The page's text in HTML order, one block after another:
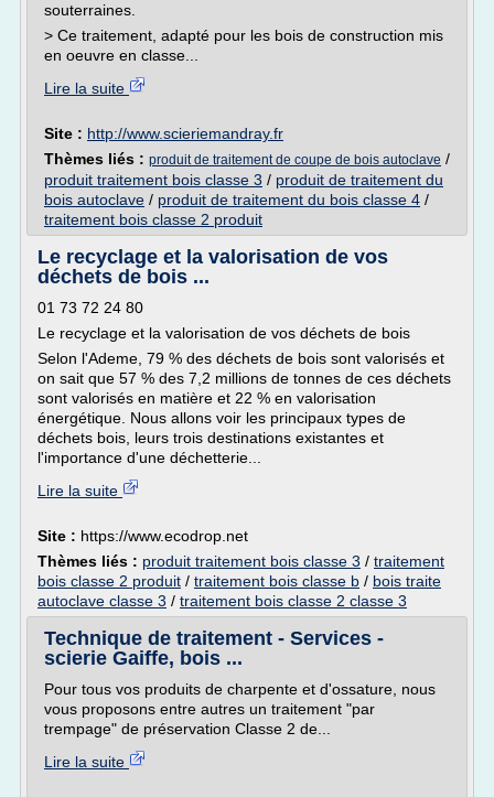
souterraines.
> Ce traitement, adapté pour les bois de construction mis
en oeuvre en classe...
Lire la suite
Site : http://www.scieriemandray.fr
Thèmes liés : produit de traitement de coupe de bois autoclave /
produit traitement bois classe 3 / produit de traitement du
bois autoclave / produit de traitement du bois classe 4 /
traitement bois classe 2 produit
Le recyclage et la valorisation de vos
déchets de bois ...
01 73 72 24 80
Le recyclage et la valorisation de vos déchets de bois
Selon l'Ademe, 79 % des déchets de bois sont valorisés et
on sait que 57 % des 7,2 millions de tonnes de ces déchets
sont valorisés en matière et 22 % en valorisation
énergétique. Nous allons voir les principaux types de
déchets bois, leurs trois destinations existantes et
l'importance d'une déchetterie...
Lire la suite
Site : https://www.ecodrop.net
Thèmes liés : produit traitement bois classe 3 / traitement
bois classe 2 produit / traitement bois classe b / bois traite
autoclave classe 3 / traitement bois classe 2 classe 3
Technique de traitement - Services -
scierie Gaiffe, bois ...
Pour tous vos produits de charpente et d'ossature, nous
vous proposons entre autres un traitement "par
trempage" de préservation Classe 2 de...
Lire la suite